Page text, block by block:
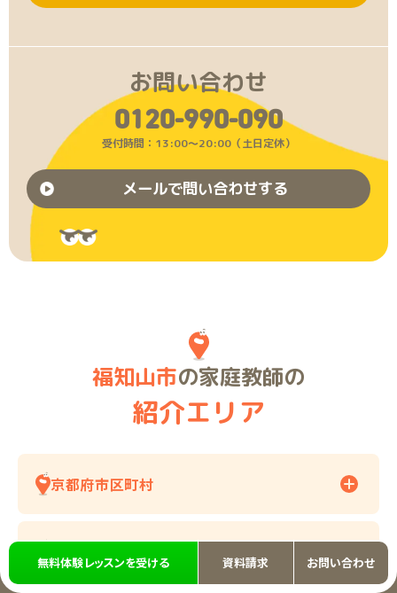
お問い合わせ
0120-990-090
受付時間：13:00〜20:00（土日定休）
メールで問い合わせする
福知山市の家庭教師の
紹介エリア
京都府市区町村
無料体験レッスンを受ける 資料請求 お問い合わせ